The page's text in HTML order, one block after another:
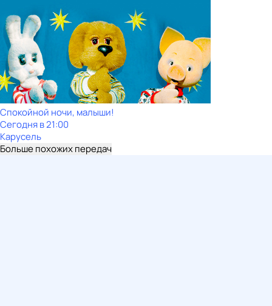
Спокойной ночи, малыши!
Сегодня в 21:00
Карусель
Больше похожих передач